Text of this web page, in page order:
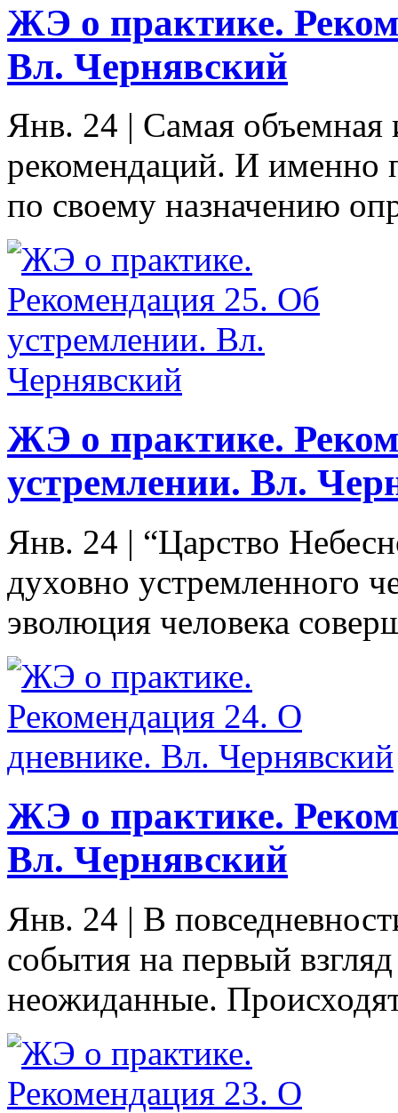
ЖЭ о практике.
Вл. Чернявский
Янв. 24 | Самая объемная
рекомендаций. И именно
по своему назначению
ЖЭ о практике.
устремлении. Вл.
Янв. 24 | “Царство
духовно устремленного
эволюция человека
ЖЭ о практике.
Вл. Чернявский
Янв. 24 | В
события на первый
неожиданные.